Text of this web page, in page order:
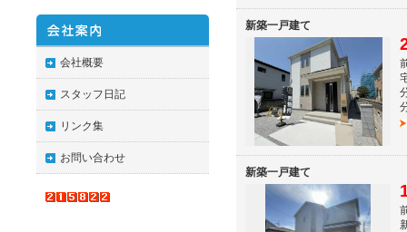
会社概要
スタッフ日記
リンク集
お問い合わせ
新築一戸建て
新築一戸建て